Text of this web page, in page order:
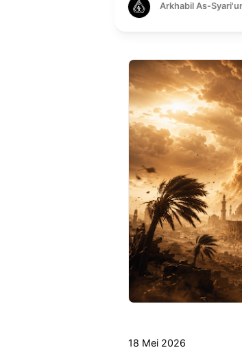
Arkhabil As-
18 Mei 2026